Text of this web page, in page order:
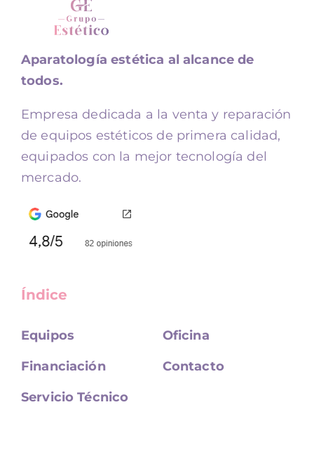
Aparatología estética al alcance de
todos.
Empresa dedicada a la venta y reparación
de equipos estéticos de primera calidad,
equipados con la mejor tecnología del
mercado.
Índice
Equipos
Financiación
Servicio Técnico
Oficina
Contacto